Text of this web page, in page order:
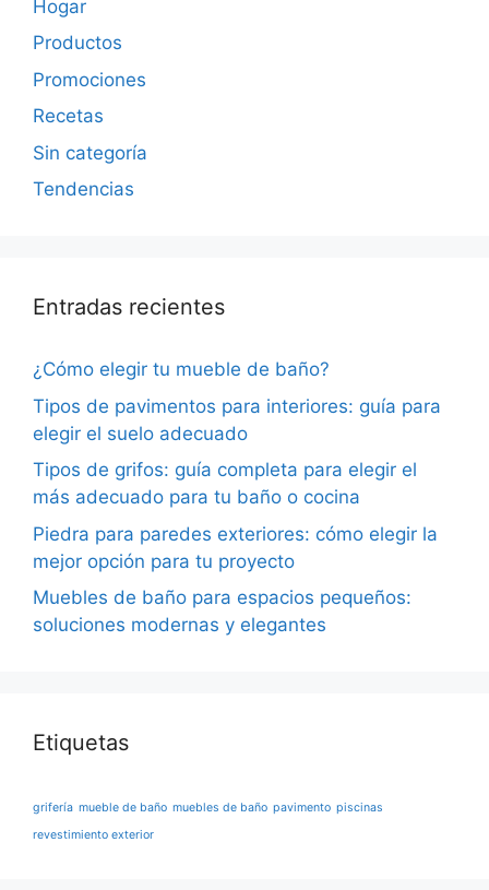
Hogar
Productos
Promociones
Recetas
Sin categoría
Tendencias
Entradas recientes
¿Cómo elegir tu mueble de baño?
Tipos de pavimentos para interiores: guía para
elegir el suelo adecuado
Tipos de grifos: guía completa para elegir el
más adecuado para tu baño o cocina
Piedra para paredes exteriores: cómo elegir la
mejor opción para tu proyecto
Muebles de baño para espacios pequeños:
soluciones modernas y elegantes
Etiquetas
grifería mueble de baño muebles de baño pavimento piscinas
revestimiento exterior